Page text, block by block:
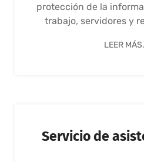
protección de la
trabajo, servidores y
LEER
Servicio de